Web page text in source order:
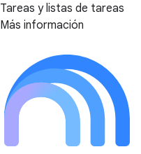
Tareas y listas de tareas
Más información